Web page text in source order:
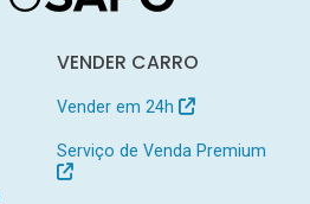
VENDER CARRO
Vender em 24h
Serviço de Venda Premium